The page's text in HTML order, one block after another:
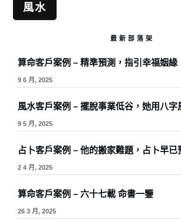
風水
最新部落架
算命客戶案例 – 精準預測，指引幸福姻緣
9 6 月, 2025
風水客戶案例 – 擺脫事業低谷，她用八字
9 5 月, 2025
占卜客戶案例 – 他的搬家難題，占卜早
2 4 月, 2025
算命客戶案例 – 六十七載 命書一鑒
26 3 月, 2025